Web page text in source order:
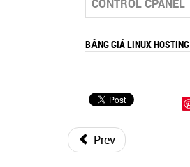
CONTROL CPANEL
BẢNG GIÁ LINUX HOSTING
Prev